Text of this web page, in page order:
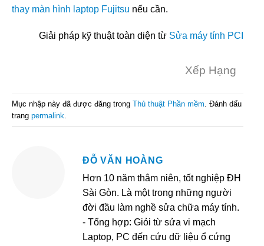
thay màn hình laptop Fujitsu nếu cần.
Giải pháp kỹ thuật toàn diện từ Sửa máy tính PCI
Xếp Hạng
Mục nhập này đã được đăng trong Thủ thuật Phần mềm . Đánh dấu
trang permalink
ĐỖ VĂN HOÀNG
Hơn 10 năm thâm niên, tốt nghiệp ĐH
Sài Gòn. Là một trong những người
đời đầu làm nghề sửa chữa máy tính.
- Tổng hợp: Giỏi từ sửa vi mạch
Laptop, PC đến cứu dữ liệu ổ cứng